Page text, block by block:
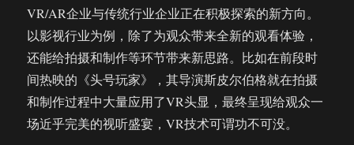
VR/AR企业与传统行业企业正在积极探索的新方向。
以影视行业为例，除了为观众带来全新的观看体验，
还能给拍摄和制作等环节带来新思路。比如在前段时
间热映的《头号玩家》，其导演斯皮尔伯格就在拍摄
和制作过程中大量应用了VR头显，最终呈现给观众一
场近乎完美的视听盛宴，VR技术可谓功不可没。